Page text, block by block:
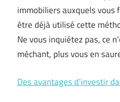
immobiliers auxquels
être déjà utilisé cette
Ne vous inquiétez pas, ce
méchant, plus vous en
Des avantages d’investir